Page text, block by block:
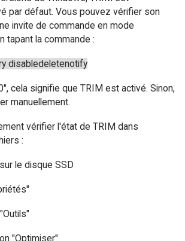
par défaut. Vous pouvez vérifier son
invite de commande en mode
tapant la commande :
disabledeletenotify
cela signifie que TRIM est activé. Sinon,
manuellement.
vérifier l'état de TRIM dans
:
le disque SSD
"Optimiser"